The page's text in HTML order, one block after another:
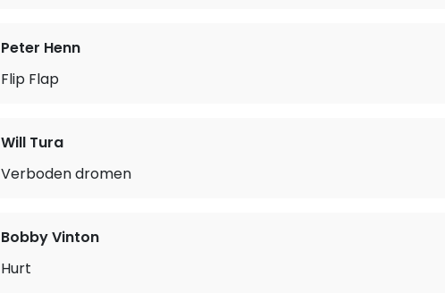
Peter Henn
Flip Flap
Will Tura
Verboden dromen
Bobby Vinton
Hurt